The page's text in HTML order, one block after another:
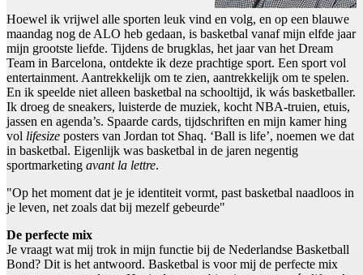
Hoewel ik vrijwel alle sporten leuk vind en volg, en op een blauwe
maandag nog de ALO heb gedaan, is basketbal vanaf mijn elfde jaar
mijn grootste liefde. Tijdens de brugklas, het jaar van het Dream
Team in Barcelona, ontdekte ik deze prachtige sport. Een sport vol
entertainment. Aantrekkelijk om te zien, aantrekkelijk om te spelen.
En ik speelde niet alleen basketbal na schooltijd, ik wás basketballer.
Ik droeg de sneakers, luisterde de muziek, kocht NBA-truien, etuis,
jassen en agenda’s. Spaarde cards, tijdschriften en mijn kamer hing
vol lifesize posters van Jordan tot Shaq. ‘Ball is life’, noemen we dat
in basketbal. Eigenlijk was basketbal in de jaren negentig
sportmarketing avant la lettre.
"Op het moment dat je je identiteit vormt, past basketbal naadloos in
je leven, net zoals dat bij mezelf gebeurde"
De perfecte mix
Je vraagt wat mij trok in mijn functie bij de Nederlandse Basketball
Bond? Dit is het antwoord. Basketbal is voor mij de perfecte mix